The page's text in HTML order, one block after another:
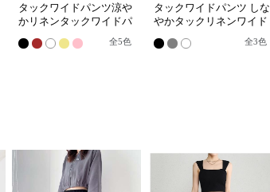
タックワイドパンツ涼や
かリネンタックワイドパ
全5色
タックワイドパンツ しな
やかタックリネンワイド
全3色